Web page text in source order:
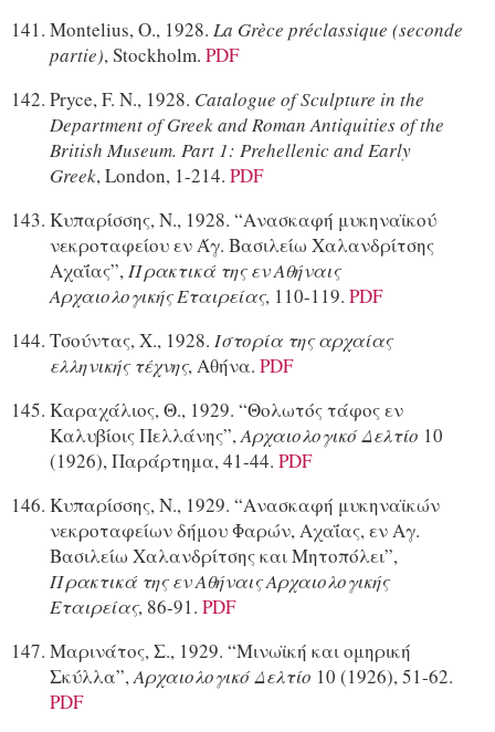
Montelius, O., 1928. La Grèce préclassique (seconde
partie), Stockholm. PDF
Pryce, F. N., 1928. Catalogue of Sculpture in the
Department of Greek and Roman Antiquities of the
British Museum. Part 1: Prehellenic and Early
Greek, London, 1-214. PDF
Κυπαρίσσης, Ν., 1928. “Ανασκαφή μυκηναϊκού
νεκροταφείου εν Άγ. Βασιλείω Χαλανδρίτσης
Αχαΐας”,Πρακτικά της εν Αθήναις
Αρχαιολογικής Εταιρείας, 110-119. PDF
Τσούντας, Χ., 1928. Ιστορία της αρχαίας
ελληνικής τέχνης, Αθήνα. PDF
Καραχάλιος, Θ., 1929. “Θολωτός τάφος εν
Καλυβίοις Πελλάνης”,Αρχαιολογικό Δελτίο 10
(1926), Παράρτημα, 41-44. PDF
Κυπαρίσσης, Ν., 1929. “Ανασκαφή μυκηναϊκών
νεκροταφείων δήμου Φαρών, Αχαΐας, εν Αγ.
Βασιλείω Χαλανδρίτσης και Μητοπόλει”,
Πρακτικά της εν Αθήναις Αρχαιολογικής
Εταιρείας, 86-91. PDF
Μαρινάτος, Σ., 1929. “Μινωϊκή και ομηρική
Σκύλλα”,Αρχαιολογικό Δελτίο 10 (1926), 51-62.
PDF